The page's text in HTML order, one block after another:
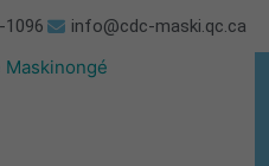
1096 info@cdc-maski.qc.ca